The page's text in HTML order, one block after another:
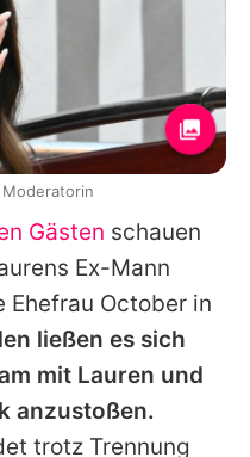
Gästen schauen
Ex-Mann
Ehefrau October in
ließen es sich
mit Lauren und
anzustoßen.
trotz Trennung